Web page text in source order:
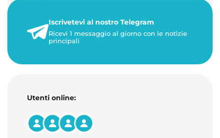
1 minuto di letturaIscrivetevi al nostro Telegram
Ricevi 1 messaggio al giorno con le notizie
principali
Utenti online: